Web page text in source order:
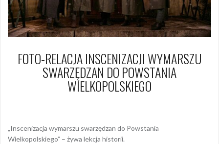
FOTO-RELACJA INSCENIZACJI WYMARSZU
SWARZĘDZAN DO POWSTANIA
WIELKOPOLSKIEGO
„Inscenizacja wymarszu swarzędzan do Powstania
Wielkopolskiego” – żywa lekcja historii.